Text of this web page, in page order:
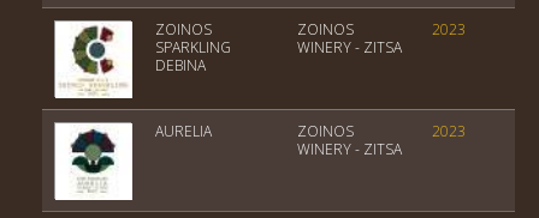
ZOINOS
SPARKLING
DEBINA
ZOINOS
WINERY - ZITSA
2023
AURELIA
ZOINOS
WINERY - ZITSA
2023